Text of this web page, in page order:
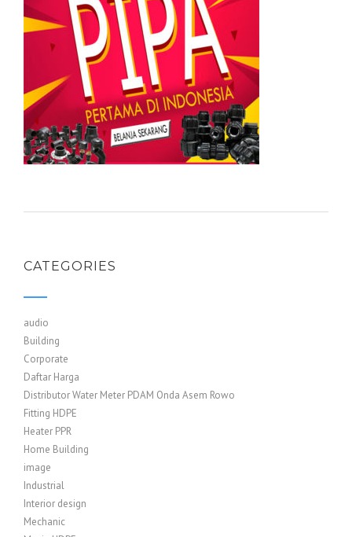
CATEGORIES
audio
Building
Corporate
Daftar Harga
Distributor Water Meter PDAM Onda Asem Rowo
Fitting HDPE
Heater PPR
Home Building
image
Industrial
Interior design
Mechanic